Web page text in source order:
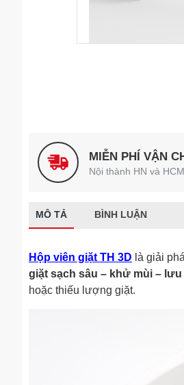
MIỄN PHÍ VẬN
Nội thành HN và HCM
MÔ TẢ BÌNH LUẬN
Hộp viên giặt TH 3D là giải
giặt sạch sâu – khử mùi –
hoặc thiếu lượng giặt.